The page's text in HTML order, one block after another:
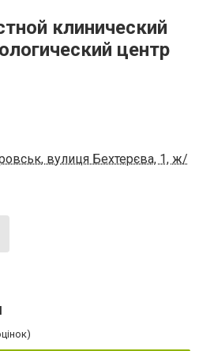
клинический
центр
вулиця Бехтерєва, 1, ж/